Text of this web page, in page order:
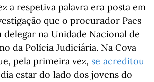
a respetiva palavra era posta em
que o procurador Paes
delegar na Unidade Nacional de
da Polícia Judiciária. Na Cova
pela primeira vez, se acreditou
estar do lado dos jovens do